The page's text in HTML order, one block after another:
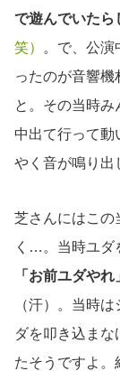
で遊んでいたら
笑）
。で、公演
ったのが音響機
と。その当時
中出て行って動
やく音が鳴り出
芝さんにはこの
く…。当時ユダ
「お前ユダやれ
（汗）。当時
ダを叩き込ま
たそうですよ。